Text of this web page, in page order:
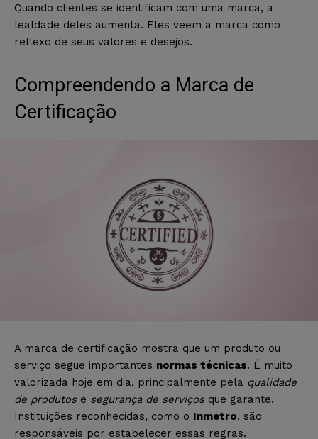
Quando clientes se identificam com uma marca, a
lealdade deles aumenta. Eles veem a marca como
reflexo de seus valores e desejos.
Compreendendo a Marca de
Certificação
A marca de certificação mostra que um produto ou
serviço segue importantes normas técnicas. É muito
valorizada hoje em dia, principalmente pela qualidade
de produtose segurança de serviçosque garante.
Instituições reconhecidas, como o Inmetro, são
responsáveis por estabelecer essas regras.